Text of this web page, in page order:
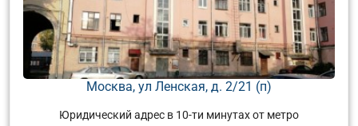
Москва, ул Ленская, д. 2/21 (п)
Юридический адрес в 10-ти минутах от метро